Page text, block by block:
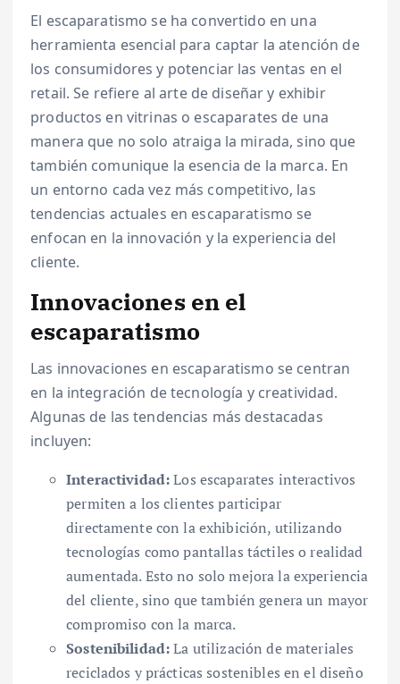
El escaparatismo se ha convertido en una
herramienta esencial para captar la atención de
los consumidores y potenciar las ventas en el
retail. Se refiere al arte de diseñar y exhibir
productos en vitrinas o escaparates de una
manera que no solo atraiga la mirada, sino que
también comunique la esencia de la marca. En
un entorno cada vez más competitivo, las
tendencias actuales en escaparatismo se
enfocan en la innovación y la experiencia del
cliente.
Innovaciones en el
escaparatismo
Las innovaciones en escaparatismo se centran
en la integración de tecnología y creatividad.
Algunas de las tendencias más destacadas
incluyen:
Interactividad:Los escaparates interactivos
permiten a los clientes participar
directamente con la exhibición, utilizando
tecnologías como pantallas táctiles o realidad
aumentada. Esto no solo mejora la experiencia
del cliente, sino que también genera un mayor
compromiso con la marca.
Sostenibilidad:La utilización de materiales
reciclados y prácticas sostenibles en el diseño